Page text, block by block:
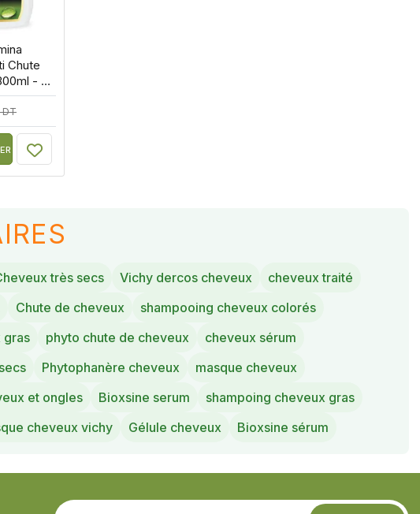
Chute
-
DT
très secs Vichy dercos cheveux
cheveux traité
Chute de cheveux
shampooing cheveux colorés
gras phyto chute de cheveux
cheveux sérum
Phytophanère cheveux
masque cheveux
et ongles Bioxsine serum
shampoing cheveux gras
cheveux vichy Gélule cheveux Bioxsine sérum